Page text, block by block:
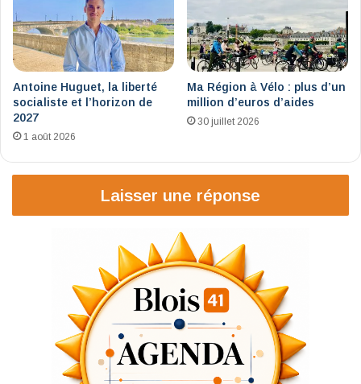
Antoine Huguet, la liberté
socialiste et l’horizon de
2027
1 août 2026
Ma Région à Vélo : plus d’un
million d’euros d’aides
30 juillet 2026
Laisser une réponse